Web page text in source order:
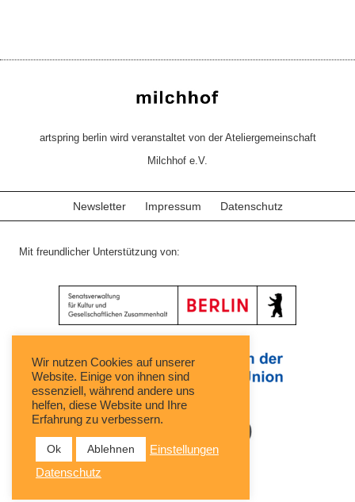
artspring berlin wird veranstaltet von der Ateliergemeinschaft
Milchhof e.V.
Newsletter Impressum Datenschutz
Mit freundlicher Unterstützung von:
Wir nutzen Cookies auf unserer
Website. Einige von ihnen sind
essenziell, während andere uns
helfen, diese Website und Ihre
Erfahrung zu verbessern.
Ok Ablehnen
Einstellungen
Datenschutz